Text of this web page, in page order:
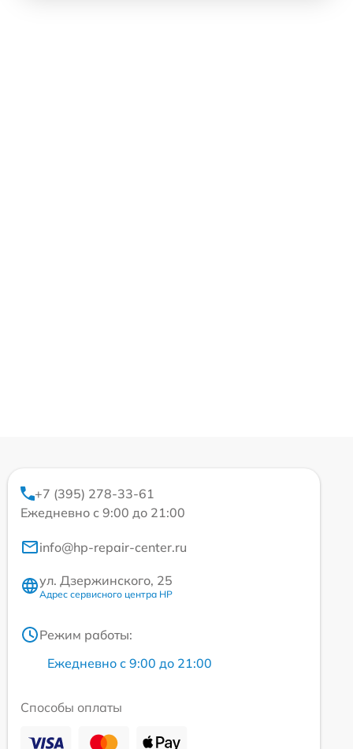
+7 (395) 278-33-61
Ежедневно с 9:00 до 21:00
info@hp-repair-center.ru
ул. Дзержинского, 25
Адрес сервисного центра HP
Режим работы:
Ежедневно с 9:00 до 21:00
Способы оплаты